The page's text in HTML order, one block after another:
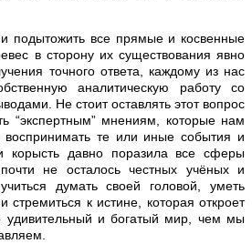
подытожить все прямые и косвенные
в сторону их существования явно
точного ответа, каждому из нас
аналитическую работу со
Не стоит оставлять этот вопрос
“экспертным” мнениям, которые нам
воспринимать те или иные события и
корысть давно поразила все сферы
не осталось честных учёных и
думать своей головой, уметь
стремиться к истине, которая откроет
и богатый мир, чем мы